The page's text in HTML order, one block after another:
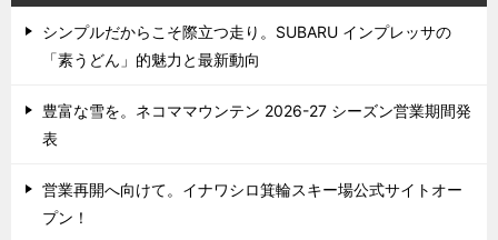
シンプルだからこそ際立つ走り。SUBARU インプレッサの
「素うどん」的魅力と最新動向
豊富な雪を。ネコママウンテン 2026-27 シーズン営業期間発
表
営業再開へ向けて。イナワシロ箕輪スキー場公式サイトオー
プン！